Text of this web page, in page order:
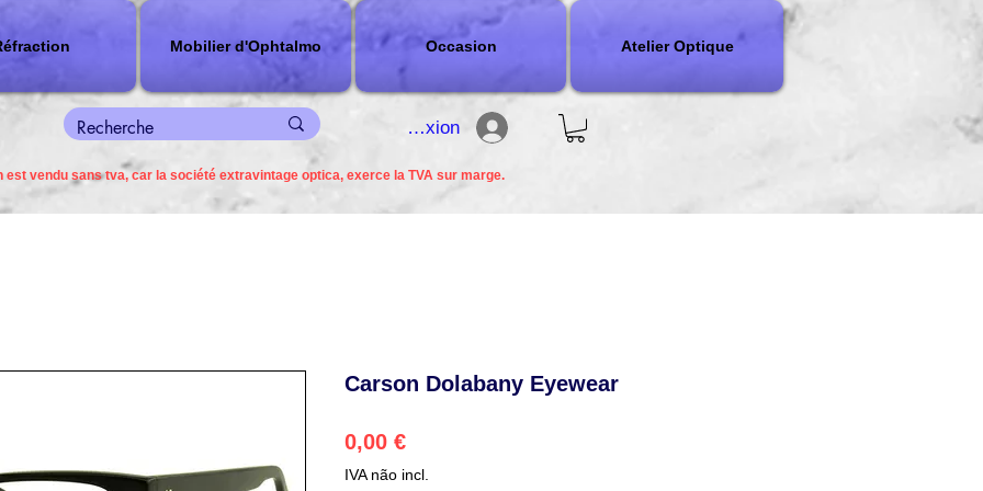
Mobilier d'Ophtalmo Occasion Atelier Optique
connexion
est vendu sans tva, car la société extravintage optica, exerce la TVA sur marge.
Carson Dolabany Eyewear
0,00 €Preço
IVA não incl.